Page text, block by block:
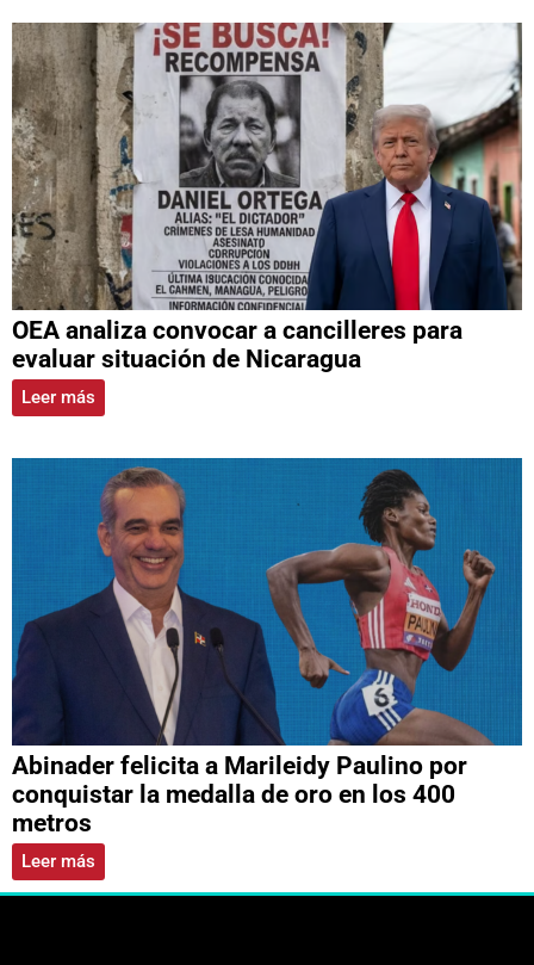
OEA analiza convocar a cancilleres para
evaluar situación de Nicaragua
Leer más
Abinader felicita a Marileidy Paulino por
conquistar la medalla de oro en los 400
metros
Leer más